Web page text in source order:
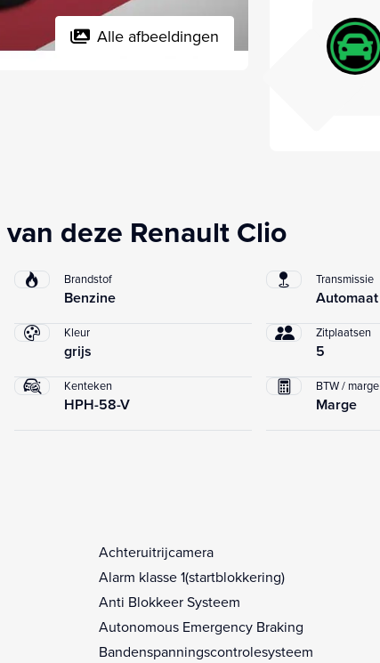
Alle afbeeldingen
deze Renault Clio
Brandstof
Benzine
Transmissie
Automaat
Kleur
grijs
Zitplaatsen
5
Kenteken
HPH-58-V
BTW / marge
Marge
Achteruitrijcamera
Alarm klasse 1(startblokkering)
Anti Blokkeer Systeem
Autonomous Emergency Braking
Bandenspanningscontrolesysteem